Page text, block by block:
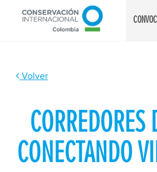
Volver
CONECTANDO